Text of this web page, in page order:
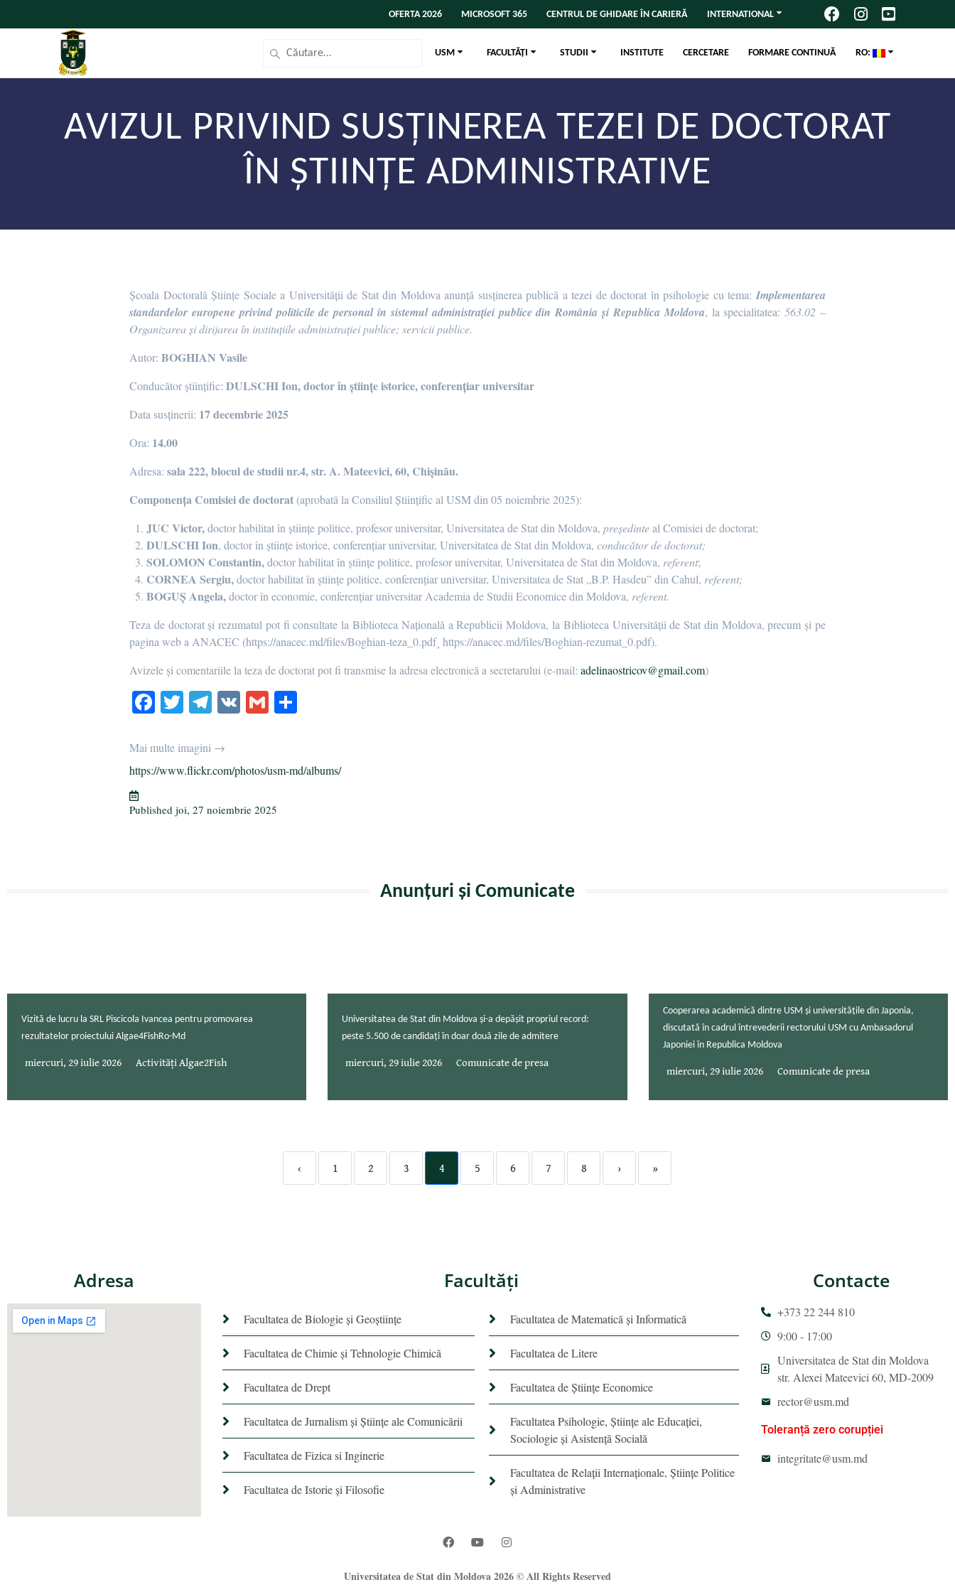
OFERTA 2026 MICROSOFT 365 CENTRUL DE GHIDARE ÎN CARIERĂ INTERNATIONAL
USM FACULTĂȚI STUDII INSTITUTE CERCETARE FORMARE CONTINUĂ RO:
AVIZUL PRIVIND SUSȚINEREA TEZEI DE DOCTORAT
ÎN ȘTIINȚE ADMINISTRATIVE
Școala Doctorală Științe Sociale a Universității de Stat din Moldova anunță susținerea publică a tezei de doctorat în psihologie cu tema: Implementarea
standardelor europene privind politicile de personal în sistemul administrației publice din România și Republica Moldova, la specialitatea: 563.02 –
Organizarea și dirijarea în instituțiile administrației publice; servicii publice.
Autor: BOGHIAN Vasile
Conducător științific: DULSCHI Ion, doctor în științe istorice, conferențiar universitar
Data susținerii: 17 decembrie 2025
Ora: 14.00
Adresa: sala 222, blocul de studii nr.4, str. A. Mateevici, 60, Chișinău.
Componența Comisiei de doctorat (aprobată la Consiliul Științific al USM din 05 noiembrie 2025):
JUC Victor,doctor habilitat în științe politice, profesor universitar, Universitatea de Stat din Moldova, președinteal Comisiei de doctorat;
DULSCHI Ion, doctor în științe istorice, conferențiar universitar, Universitatea de Stat din Moldova, conducător de doctorat;
SOLOMON Constantin,doctor habilitat în științe politice, profesor universitar, Universitatea de Stat din Moldova, referent;
CORNEA Sergiu,doctor habilitat în științe politice, conferențiar universitar, Universitatea de Stat „B.P. Hasdeu” din Cahul, referent;
BOGUȘ Angela,doctor în economie, conferențiar universitar Academia de Studii Economice din Moldova, referent.
Teza de doctorat şi rezumatul pot fi consultate la Biblioteca Națională a Republicii Moldova, la Biblioteca Universității de Stat din Moldova, precum și pe
pagina web a ANACEC (https://anacec.md/files/Boghian-teza_0.pdf¸ https://anacec.md/files/Boghian-rezumat_0.pdf).
Avizele şi comentariile la teza de doctorat pot fi transmise la adresa electronică a secretarului (e-mail: adelinaostricov@gmail.com)
Fa
bo
ok
T
tte
r
Te
gr
a
V G
ea
Mai multe imagini →
https://www.flickr.com/photos/usm-md/albums/
Published joi, 27 noiembrie 2025
Anunțuri și Comunicate
Vizită de lucru la SRL Piscicola Ivancea pentru promovarea
rezultatelor proiectului Algae4FishRo-Md
miercuri, 29 iulie 2026 Activități Algae2Fish
Universitatea de Stat din Moldova și-a depășit propriul record:
peste 5.500 de candidați în doar două zile de admitere
miercuri, 29 iulie 2026 Comunicate de presa
Cooperarea academică dintre USM și universitățile din Japonia,
discutată în cadrul întrevederii rectorului USM cu Ambasadorul
Japoniei în Republica Moldova
miercuri, 29 iulie 2026 Comunicate de presa
‹ 1 2 3 4 5 6 7 8 › »
Adresa Facultăţi
Facultatea de Biologie și Geoștiințe
Facultatea de Chimie şi Tehnologie Chimică
Facultatea de Drept
Facultatea de Jurnalism şi Ştiinţe ale Comunicării
Facultatea de Fizica si Inginerie
Facultatea de Istorie şi Filosofie
Facultatea de Matematică şi Informatică
Facultatea de Litere
Facultatea de Științe Economice
Facultatea Psihologie, Ştiinţe ale Educaţiei,
Sociologie și Asistență Socială
Facultatea de Relaţii Internaţionale, Ştiinţe Politice
şi Administrative
Contacte
+373 22 244 810
9:00 - 17:00
Universitatea de Stat din Moldova
str. Alexei Mateevici 60, MD-2009
rector@usm.md
Toleranță zero corupției
integritate@usm.md
Universitatea de Stat din Moldova 2026 © All Rights Reserved